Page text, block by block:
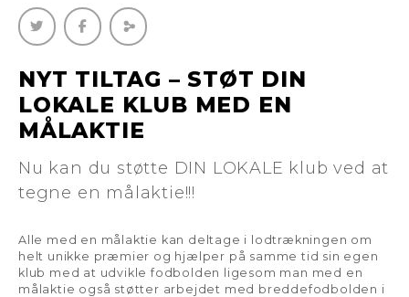
NYT TILTAG – STØT DIN
LOKALE KLUB MED EN
MÅLAKTIE
Nu kan du støtte DIN LOKALE klub ved at
tegne en målaktie!!!
Alle med en målaktie kan deltage i lodtrækningen om
helt unikke præmier og hjælper på samme tid sin egen
klub med at udvikle fodbolden ligesom man med en
målaktie også støtter arbejdet med breddefodbolden i